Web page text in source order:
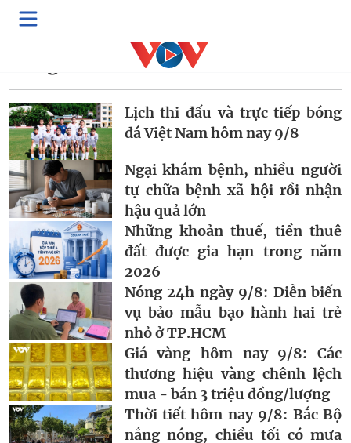
PV/VOV1
Lịch thi đấu và trực tiếp bóng
đá Việt Nam hôm nay 9/8
Ngại khám bệnh, nhiều người
tự chữa bệnh xã hội rồi nhận
hậu quả lớn
Những khoản thuế, tiền thuê
đất được gia hạn trong năm
2026
Nóng 24h ngày 9/8: Diễn biến
vụ bảo mẫu bạo hành hai trẻ
nhỏ ở TP.HCM
Giá vàng hôm nay 9/8: Các
thương hiệu vàng chênh lệch
mua - bán 3 triệu đồng/lượng
Thời tiết hôm nay 9/8: Bắc Bộ
nắng nóng, chiều tối có mưa